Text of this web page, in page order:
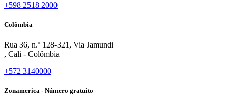
+598 2518 2000
Colômbia
Rua 36, n.º 128-321, Via Jamundi
, Cali - Colômbia
+572 3140000
Zonamerica - Número gratuito